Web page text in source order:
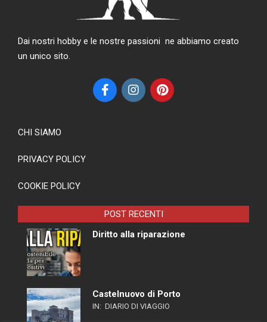
Dai nostri hobby e le nostre passioni ne abbiamo creato
un unico sito.
CHI SIAMO
PRIVACY POLICY
COOKIE POLICY
POST RECENTI
Diritto alla riparazione
Castelnuovo di Porto
IN: DIARIO DI VIAGGIO